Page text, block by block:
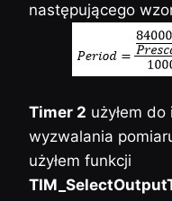
następującego
Timer 2 użyłem
wyzwalania
użyłem funkcji